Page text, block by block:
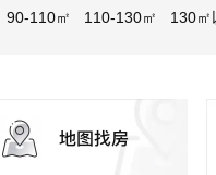
90-110㎡
110-130㎡ 130㎡